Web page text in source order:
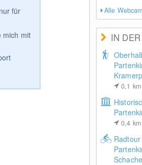
für
mit
Alle
IN
0,1 km
0,4 km